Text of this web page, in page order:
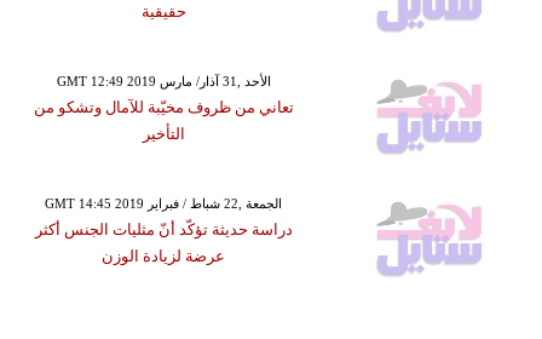
حقيقية
GMT 12:49 2019 الأحد ,31 آذار/ مارس
تعاني من ظروف مخيّبة للآمال وتشكو من
التأخير
GMT 14:45 2019 الجمعة ,22 شباط / فبراير
دراسة حديثة تؤكّد أنّ مثليات الجنس أكثر
عرضة لزيادة الوزن